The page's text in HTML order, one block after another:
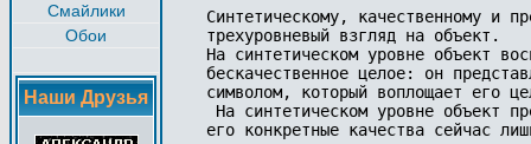
Смайлики
Обои
Наши Друзья
Синтетическому, качественному и
трехуровневый взгляд на объект.
На синтетическом уровне объект
бескачественное целое: он
символом, который воплощает его
На синтетическом уровне объект
его конкретные качества сейчас